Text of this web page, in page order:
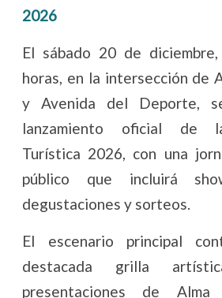
2026
El sábado 20 de
horas, en la intersección de
y Avenida del Deporte,
lanzamiento oficial de
Turística 2026, con una
público que incluirá
degustaciones y sorteos.
El escenario principal
destacada grilla
presentaciones de Alma